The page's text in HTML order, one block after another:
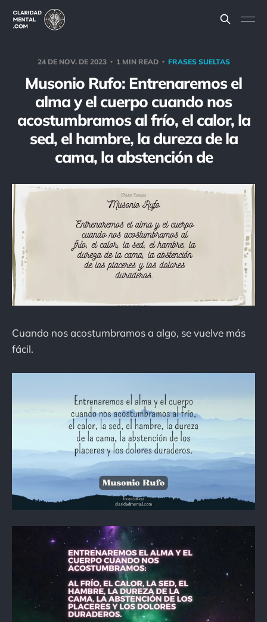
24 DE NOV. DE 2023 1 MIN READ FRASES SUELTAS
Musonio Rufo: Entrenaremos el
alma y el cuerpo cuando nos
acostumbramos al frío, el calor, la
sed, el hambre, la dureza de la
cama, la abstención de
Cuando nos acostumbramos a algo, se vuelve más
fácil.